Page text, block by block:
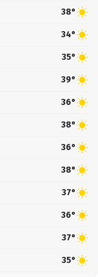
38°
34°
35°
39°
36°
38°
36°
38°
37°
36°
37°
35°